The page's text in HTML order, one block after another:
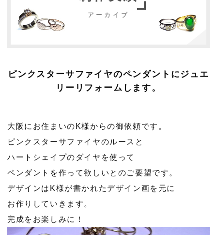
アーカイブ
ピンクスターサファイヤのペンダントにジュエ
リーリフォームします。
大阪にお住まいのK様からの御依頼です。
ピンクスターサファイヤのルースと
ハートシェイプのダイヤを使って
ペンダントを作って欲しいとのご要望です。
デザインはK様が書かれたデザイン画を元に
お作りしていきます。
完成をお楽しみに！